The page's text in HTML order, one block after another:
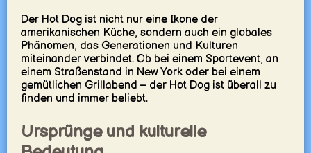
Der Hot Dog ist nicht nur eine Ikone der
amerikanischen Küche, sondern auch ein globales
Phänomen, das Generationen und Kulturen
miteinander verbindet. Ob bei einem Sportevent, an
einem Straßenstand in New York oder bei einem
gemütlichen Grillabend – der Hot Dog ist überall zu
finden und immer beliebt.
Ursprünge und kulturelle